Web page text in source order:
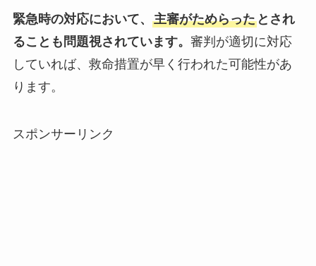
緊急時の対応において、 主審がためらったとされ
ることも問題視されています。 審判が適切に対応
していれば、救命措置が早く行われた可能性があ
ります。
スポンサーリンク